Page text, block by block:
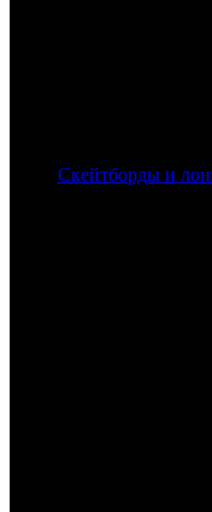
Скейтборды и